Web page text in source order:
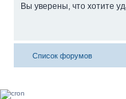
Вы уверены, что хотите
Список форумов